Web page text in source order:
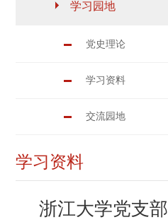
学习园地
党史理论
学习资料
交流园地
学习资料
浙江大学党支